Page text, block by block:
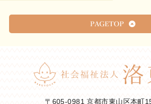
〒605-0981 京都市東山区本町